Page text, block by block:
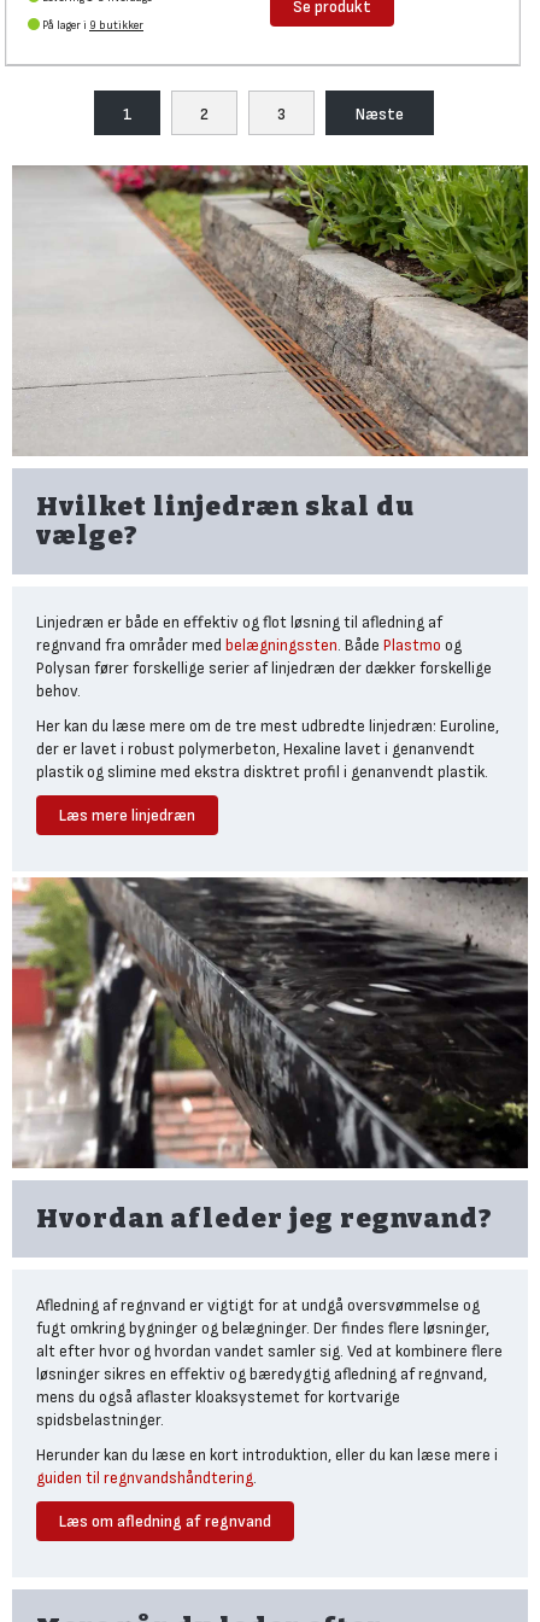
På lager i 9 butikker
Se produkt
1 2 3 Næste
Hvilket linjedræn skal du
vælge?
Linjedræn er både en effektiv og flot løsning til afledning af
regnvand fra områder med belægningssten. Både Plastmo og
Polysan fører forskellige serier af linjedræn der dækker forskellige
behov.
Her kan du læse mere om de tre mest udbredte linjedræn: Euroline,
der er lavet i robust polymerbeton, Hexaline lavet i genanvendt
plastik og slimine med ekstra disktret profil i genanvendt plastik.
Plastmo SlimLine linjedræn –
moderne flisebelægning
Vælg Plastmo SlimLine, hvis du harmoderne terrassebelægning
eller gangarealer , hvor det æstetiske udtryk er afgørende, og
belastningen begrænset til fodgængere. Det er smallere end både
HexaLine og EuroLine og måler kun 6 cm i bredden.
SlimLine fås med riste i sort aluminium, cortenstål eller rustfrit
stål, hvilket gør det muligt at matche linjedrænet til arkitektur og
belægning. Det er fremstillet i genbrugsplast og har
belastningsklasse A15, hvilket gør det egnet til let brug.
Ligesom de øvrige systemer kan SlimLine tilsluttes faskine eller
regnvandsbed som en del af en lokal afledning af regnvand. Det er
en diskret og effektiv løsning, der både beskytter belægningen og
understøtter en LAR-strategi.
Plastmo HexaLine – prisvenligt
biltrafik
Plastmo HexaLine er det oplagte valg til indkørsler med let
personbiltrafik, terrasser og stier, hvor belastningen er lavere,
men behovet for regnvandshåndtering er vigtigt. Sammenlignet
med EuroLine er HexaLine lettere og nemmere at håndtere – både i
pris og montering.
HexaLine er fremstillet i genbrugsplast og har belastningsklasse
A15, hvilket gør den velegnet til gangarealer og let trafik.
Systemet leveres i moduler, der nemt klikkes sammen, og riste fås
i plast eller galvaniseret stål.
Læs mere linjedræn
Hvordan afleder jeg regnvand?
Afledning af regnvand er vigtigt for at undgå oversvømmelse og
fugt omkring bygninger og belægninger. Der findes flere løsninger,
alt efter hvor og hvordan vandet samler sig. Ved at kombinere flere
løsninger sikres en effektiv og bæredygtig afledning af regnvand,
mens du også aflaster kloaksystemet for kortvarige
spidsbelastninger.
Herunder kan du læse en kort introduktion, eller du kan læse mere i
guiden til regnvandshåndtering.
Hvilke problemer afhjælper
Læs om afledning af regnvand